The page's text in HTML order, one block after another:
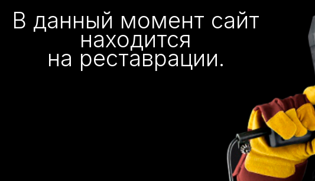
В данный момент сайт
находится
на реставрации.